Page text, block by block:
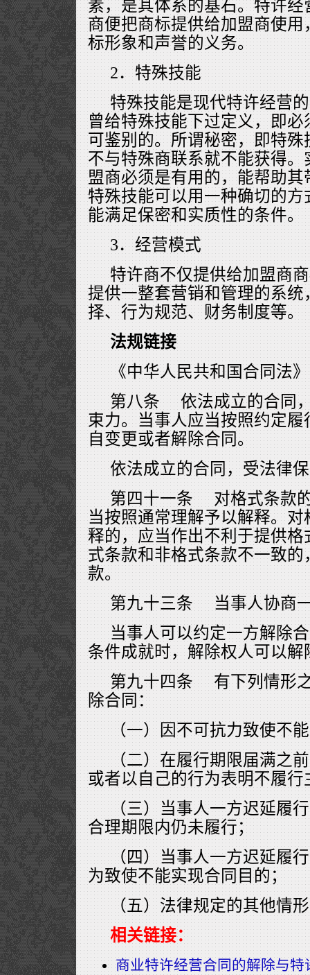
素，是其体系的基石。特许
商便把商标提供给加盟商使
标形象和声誉的义务。
2．特殊技能
特殊技能是现代特许经营
曾给特殊技能下过定义，即
可鉴别的。所谓秘密，即特
不与特殊商联系就不能获得
盟商必须是有用的，能帮助
特殊技能可以用一种确切的
能满足保密和实质性的条件。
3．经营模式
特许商不仅提供给加盟商
提供一整套营销和管理的系
择、行为规范、财务制度等。
法规链接
《中华人民共和国合同法》
第八条 依法成立的合同
束力。当事人应当按照约定
自变更或者解除合同。
依法成立的合同，受法律
第四十一条 对格式条款
当按照通常理解予以解释。
释的，应当作出不利于提供
式条款和非格式条款不一致
款。
第九十三条 当事人协商
当事人可以约定一方解除
条件成就时，解除权人可以解
第九十四条 有下列情形
除合同：
（一）因不可抗力致使不
（二）在履行期限届满之
或者以自己的行为表明不履行
（三）当事人一方迟延履
合理期限内仍未履行；
（四）当事人一方迟延履
为致使不能实现合同目的；
（五）法律规定的其他情
相关链接：
商业特许经营合同的解除与特